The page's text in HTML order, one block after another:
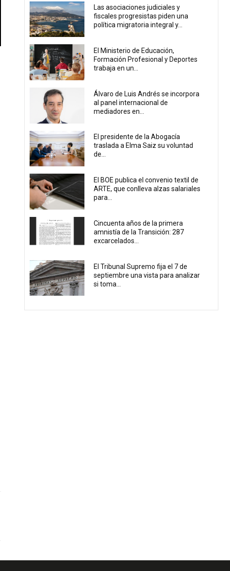
Las asociaciones judiciales y
fiscales progresistas piden una
política migratoria integral y...
El Ministerio de Educación,
Formación Profesional y Deportes
trabaja en un...
Álvaro de Luis Andrés se incorpora
al panel internacional de
mediadores en...
El presidente de la Abogacía
traslada a Elma Saiz su voluntad
de...
El BOE publica el convenio textil de
ARTE, que conlleva alzas salariales
para...
Cincuenta años de la primera
amnistía de la Transición: 287
excarcelados...
El Tribunal Supremo fija el 7 de
septiembre una vista para analizar
si toma...